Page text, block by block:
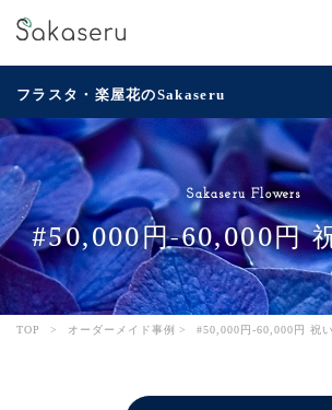
フラスタ・楽屋花のSakaseru
Sakaseru Flowers
#50,000円-60,000円
TOP > オーダーメイド事例 > #50,000円-60,000円 祝